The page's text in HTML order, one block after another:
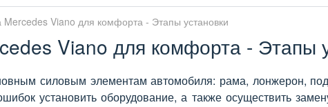
Viano для комфорта - Этапы установки
Viano для комфорта - Этапы
силовым элементам автомобиля: рама, лонжерон,
установить оборудование, а также осуществить